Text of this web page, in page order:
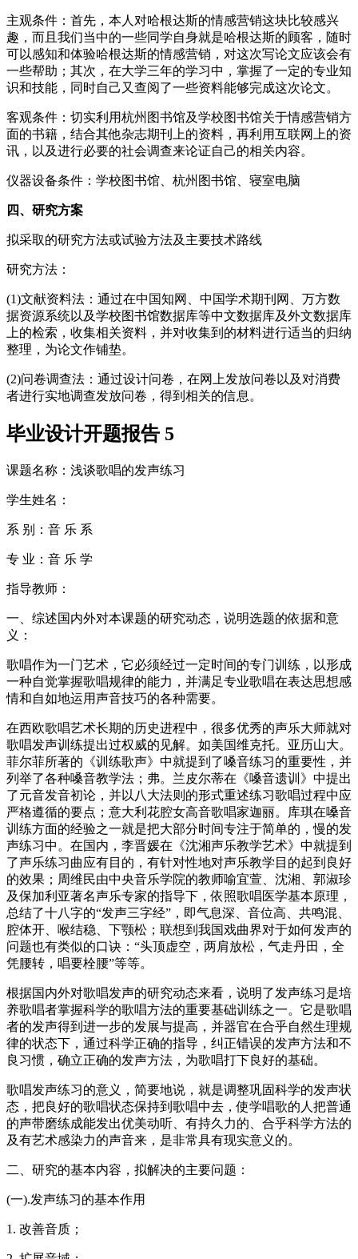
主观条件：首先，本人对哈根达斯的情感营销这块比较感兴
趣，而且我们当中的一些同学自身就是哈根达斯的顾客，随时
可以感知和体验哈根达斯的情感营销，对这次写论文应该会有
一些帮助；其次，在大学三年的学习中，掌握了一定的专业知
识和技能，同时自己又查阅了一些资料能够完成这次论文。
客观条件：切实利用杭州图书馆及学校图书馆关于情感营销方
面的书籍，结合其他杂志期刊上的资料，再利用互联网上的资
讯，以及进行必要的社会调查来论证自己的相关内容。
仪器设备条件：学校图书馆、杭州图书馆、寝室电脑
四、研究方案
拟采取的研究方法或试验方法及主要技术路线
研究方法：
(1)文献资料法：通过在中国知网、中国学术期刊网、万方数
据资源系统以及学校图书馆数据库等中文数据库及外文数据库
上的检索，收集相关资料，并对收集到的材料进行适当的归纳
整理，为论文作铺垫。
(2)问卷调查法：通过设计问卷，在网上发放问卷以及对消费
者进行实地调查发放问卷，得到相关的信息。
毕业设计开题报告 5
课题名称：浅谈歌唱的发声练习
学生姓名：
系 别：音 乐 系
专 业：音 乐 学
指导教师：
一、综述国内外对本课题的研究动态，说明选题的依据和意
义：
歌唱作为一门艺术，它必须经过一定时间的专门训练，以形成
一种自觉掌握歌唱规律的能力，并满足专业歌唱在表达思想感
情和自如地运用声音技巧的各种需要。
在西欧歌唱艺术长期的历史进程中，很多优秀的声乐大师就对
歌唱发声训练提出过权威的见解。如美国维克托。亚历山大。
菲尔菲所著的《训练歌声》中就提到了嗓音练习的重要性，并
列举了各种嗓音教学法；弗。兰皮尔蒂在《嗓音遗训》中提出
了元音发音初论，并以八大法则的形式重述练习歌唱过程中应
严格遵循的要点；意大利花腔女高音歌唱家迦丽。库琪在嗓音
训练方面的经验之一就是把大部分时间专注于简单的，慢的发
声练习中。在国内，李晋媛在《沈湘声乐教学艺术》中就提到
了声乐练习曲应有目的，有针对性地对声乐教学目的起到良好
的效果；周维民由中央音乐学院的教师喻宜萱、沈湘、郭淑珍
及保加利亚著名声乐专家的指导下，依照歌唱医学基本原理，
总结了十八字的“发声三字经”，即气息深、音位高、共鸣混、
腔体开、喉结稳、下颚松；联想到我国戏曲界对于如何发声的
问题也有类似的口诀：“头顶虚空，两肩放松，气走丹田，全
凭腰转，唱要栓腰”等等。
根据国内外对歌唱发声的研究动态来看，说明了发声练习是培
养歌唱者掌握科学的歌唱方法的重要基础训练之一。它是歌唱
者的发声得到进一步的发展与提高，并器官在合乎自然生理规
律的状态下，通过科学正确的指导，纠正错误的发声方法和不
良习惯，确立正确的发声方法，为歌唱打下良好的基础。
歌唱发声练习的意义，简要地说，就是调整巩固科学的发声状
态，把良好的歌唱状态保持到歌唱中去，使学唱歌的人把普通
的声带磨练成能发出优美动听、有持久力的、合乎科学方法的
及有艺术感染力的声音来，是非常具有现实意义的。
二、研究的基本内容，拟解决的主要问题：
(一).发声练习的基本作用
1. 改善音质；